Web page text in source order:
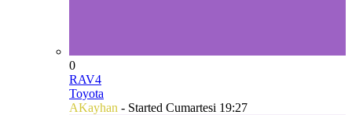
0
RAV4
Toyota
AKayhan - Started Cumartesi 19:27